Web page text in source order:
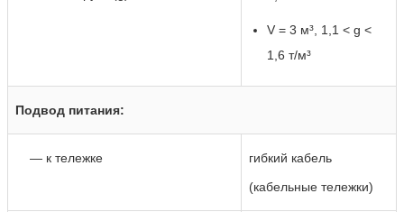
V = 3 м³, 1,1 < g <
1,6 т/м³
Подвод питания:
— к тележке
гибкий кабель
(кабельные тележки)